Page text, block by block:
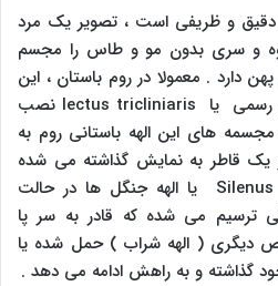
دقیق و ظریفی است ، تصویر یک مرد
و سری بدون مو و طاس را مجسم
دارد . معمولا در روم باستان ، این
رسمی یا lectus tricliniaris نصب
های این الهه باستانی روم به
یک قاطر به نمایش گذاشته می شده
Silenus یا الهه جنگل ها در حالت
ترسیم می شده که قادر به سر پا
( الهه شراب ) حمل شده یا
گذاشته و به راهش ادامه می دهد .